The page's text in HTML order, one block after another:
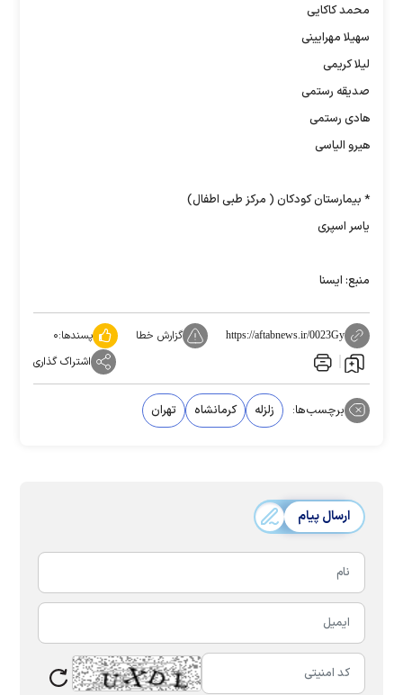
محمد کاکایی
سهیلا مهرایینی
لیلا کریمی
صدیقه رستمی
هادی رستمی
هیرو الیاسی
* بیمارستان کودکان ( مرکز طبی اطفال)
یاسر اسپری
منبع: ایسنا
https://aftabnews.ir/0023Gy گزارش خطا پسندها:۰
اشتراک گذاری
برچسب‌ها: زلزله کرمانشاه تهران
ارسال پیام